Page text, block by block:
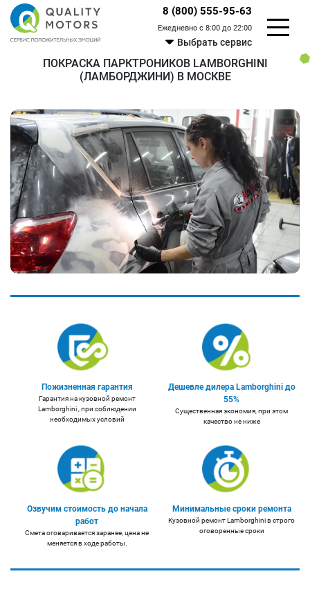
8 (800) 555-95-63
Ежедневно с 8:00 до 22:00
Выбрать сервис
ПОКРАСКА ПАРКТРОНИКОВ LAMBORGHINI
(ЛАМБОРДЖИНИ) В МОСКВЕ
Пожизненная гарантия
Гарантия на кузовной ремонт
Lamborghini , при соблюдении
необходимых условий
Дешевле дилера Lamborghini до
55%
Существенная экономия, при этом
качество не ниже
Озвучим стоимость до начала
работ
Смета оговаривается заранее, цена не
меняется в ходе работы.
Минимальные сроки ремонта
Кузовной ремонт Lamborghini в строго
оговоренные сроки